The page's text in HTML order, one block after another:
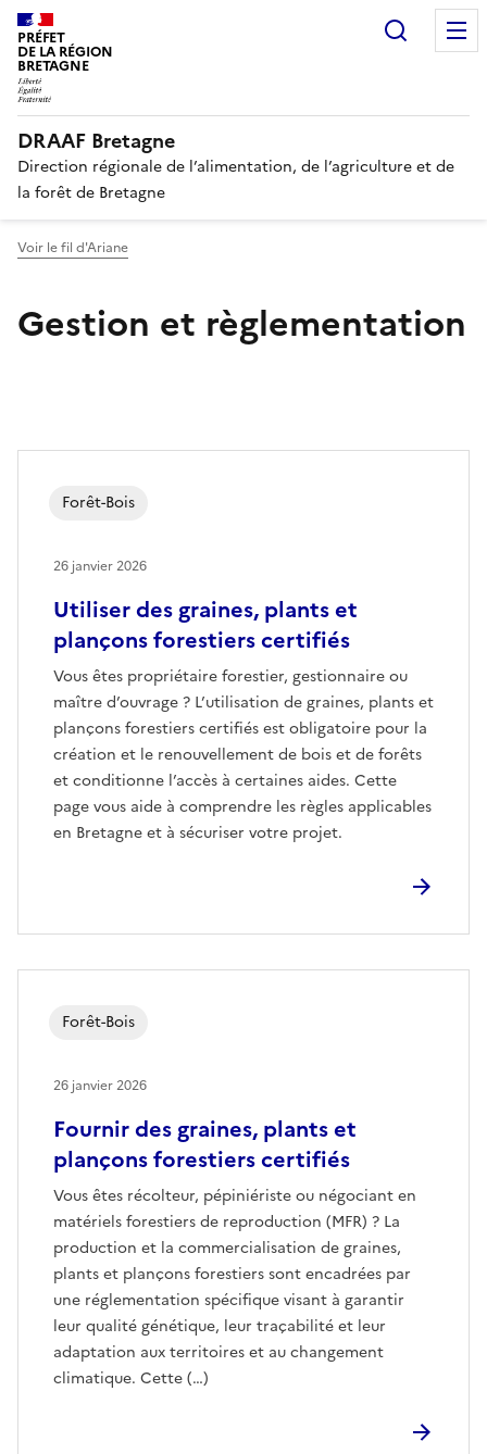
PRÉFET
DE LA RÉGION
BRETAGNE
DRAAF Bretagne
Direction régionale de l’alimentation, de l’agriculture et de
la forêt de Bretagne
Voir le fil d'Ariane
Gestion et règlementation
Utiliser des graines, plants et
plançons forestiers certifiés
Vous êtes propriétaire forestier, gestionnaire ou
maître d’ouvrage ? L’utilisation de graines, plants et
plançons forestiers certifiés est obligatoire pour la
création et le renouvellement de bois et de forêts
et conditionne l’accès à certaines aides. Cette
page vous aide à comprendre les règles applicables
en Bretagne et à sécuriser votre projet.
Forêt-Bois
26 janvier 2026
Fournir des graines, plants et
plançons forestiers certifiés
Vous êtes récolteur, pépiniériste ou négociant en
matériels forestiers de reproduction (MFR) ? La
production et la commercialisation de graines,
plants et plançons forestiers sont encadrées par
une réglementation spécifique visant à garantir
leur qualité génétique, leur traçabilité et leur
adaptation aux territoires et au changement
climatique. Cette (…)
Forêt-Bois
26 janvier 2026